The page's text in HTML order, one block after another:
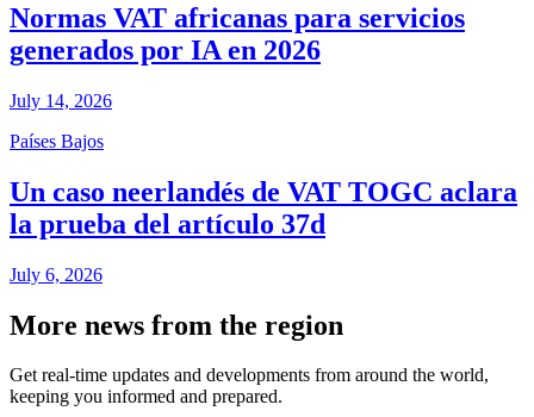
Normas VAT africanas para servicios
generados por IA en 2026
July 14, 2026
Países Bajos
Un caso neerlandés de VAT TOGC aclara
la prueba del artículo 37d
July 6, 2026
More news from the region
Get real-time updates and developments from around the world,
keeping you informed and prepared.